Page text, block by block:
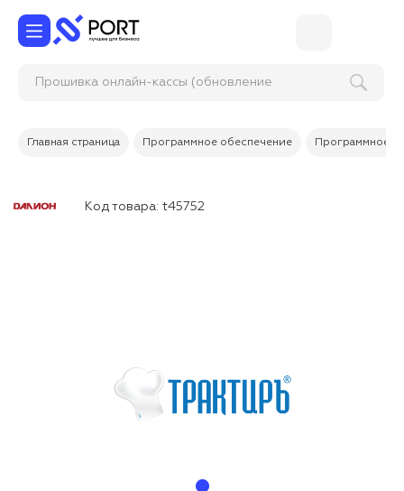
Прошивка онлайн-кассы (об
Главная страница Программное обеспечение Программное
Код товара: t45752